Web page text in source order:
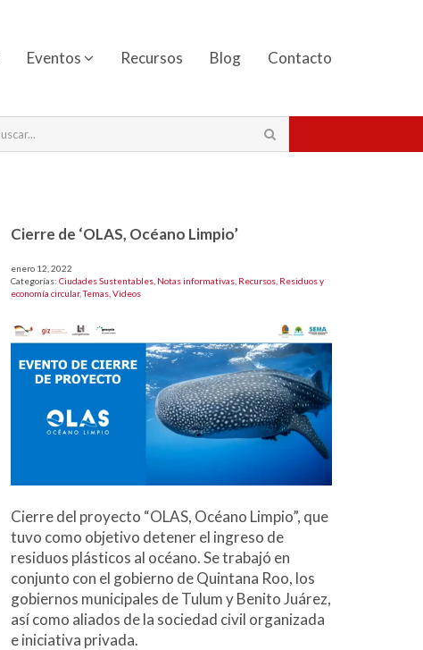
Eventos Recursos Blog Contacto
Cierre de ‘OLAS, Océano Limpio’
enero 12, 2022
Categorías: Ciudades Sustentables, Notas informativas, Recursos, Residuos y
economía circular,Temas, Videos
Cierre del proyecto “OLAS, Océano Limpio”, que
tuvo como objetivo detener el ingreso de
residuos plásticos al océano. Se trabajó en
conjunto con el gobierno de Quintana Roo, los
gobiernos municipales de Tulum y Benito Juárez,
así como aliados de la sociedad civil organizada
e iniciativa privada.